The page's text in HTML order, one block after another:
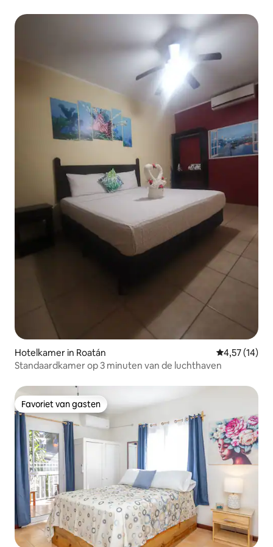
Hotelkamer in Roatán Gemiddelde
4,57 (14)
Standaardkamer op 3 minuten van de luchthaven
Favoriet van gasten
Favoriet van gasten